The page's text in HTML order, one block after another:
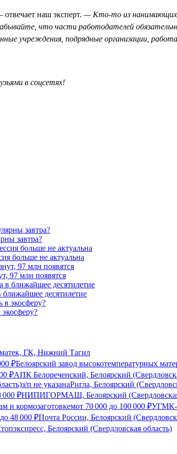
отвечает наш эксперт. — Кто-то из нанимающих
что части работодателей
учреждения, подрядные организации,
в соцсетях!
завтра?
больше не актуальна
97 млн появятся
ближайшее десятилетие
ГК, Нижний Тагил
₽Белоярский завод высокотемпературных
₽АПК Белореченский, Белоярский
з/п не указанаРигла, Белоярский
000 ₽НИПИГОРМАШ, Белоярский (Свердловская
и кормозаготовкемот 70 000 до 100 000 ₽УГМК-
до 48 000 ₽Почта России, Белоярский
Белоярский (Свердловская область)